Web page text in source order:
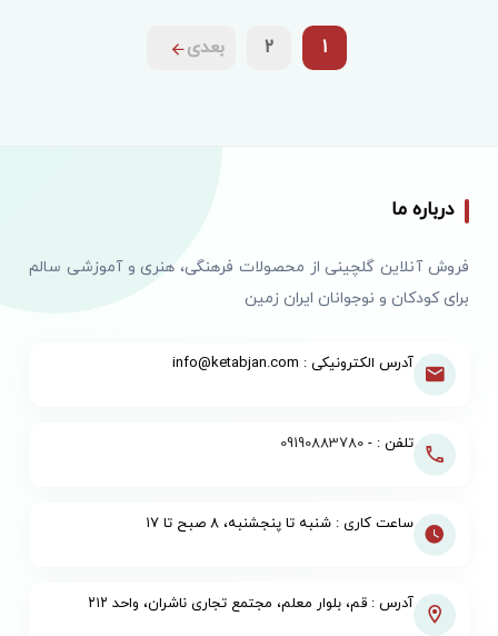
1
2 بعدی
درباره ما
فروش آنلاین گلچینی از محصولات فرهنگی، هنری و آموزشی سالم
برای کودکان و نوجوانان ایران زمین
آدرس الکترونیکی : info@ketabjan.com
تلفن : -09190883780
ساعت کاری : شنبه تا پنجشنبه، ۸ صبح تا ۱۷
آدرس : قم، بلوار معلم، مجتمع تجاری ناشران، واحد ۲۱۲